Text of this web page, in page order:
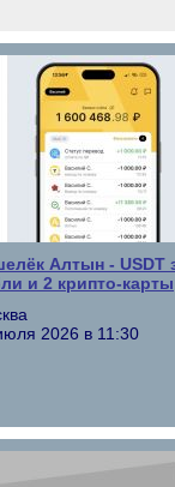
Алтын - USDT
и 2 крипто-карты
2026 в 11:30